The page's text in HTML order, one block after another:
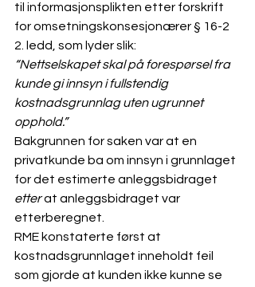
til informasjonsplikten etter forskrift
for omsetningskonsesjonærer § 16-2
2. ledd, som lyder slik:
“Nettselskapet skal på forespørsel fra
kunde gi innsyn i fullstendig
kostnadsgrunnlag uten ugrunnet
opphold.”
Bakgrunnen for saken var at en
privatkunde ba om innsyn i grunnlaget
for det estimerte anleggsbidraget
etter at anleggsbidraget var
etterberegnet.
RME konstaterte først at
kostnadsgrunnlaget inneholdt feil
som gjorde at kunden ikke kunne se